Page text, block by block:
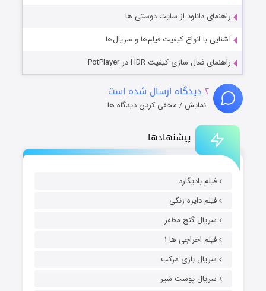
پیشنهادها
فیلم بادیگارد
فیلم دایره زنگی
سریال گنج مظفر
فیلم اخراجی ها ۱
سریال بازی مرکب
سریال پوست شیر
راهنمای دانلود از سایت دوستی ها
آشنایی با انواع کیفیت فیلم‌ها و سریال‌ها
راهنمای فعال سازی کیفیت HDR در PotPlayer
۲ دیدگاه ارسال شده است
نمایش / مخفی کردن دیدگاه ها